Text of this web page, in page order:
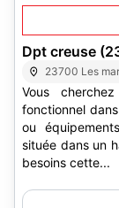
Dpt creuse
23700 Les
Vous
fonctionnel
ou
située dans un
besoins cette...